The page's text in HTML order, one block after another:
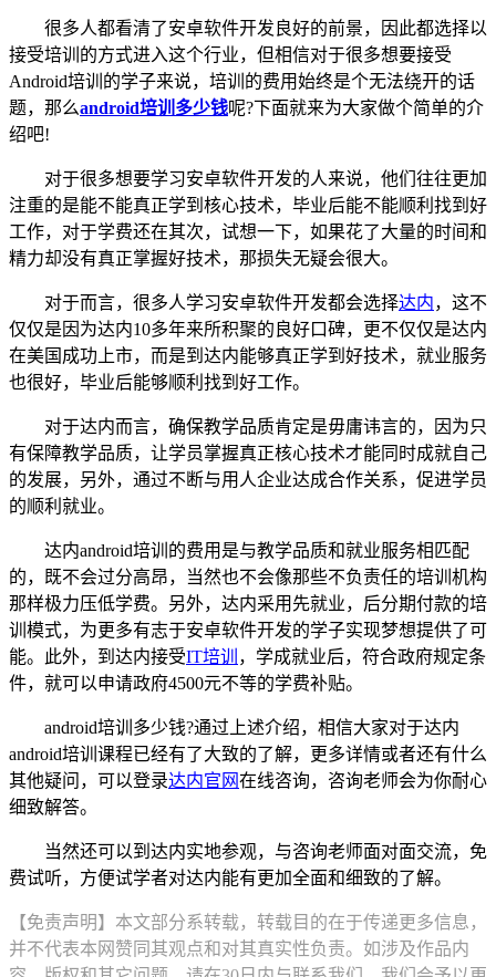
很多人都看清了安卓软件开发良好的前景，因此都选择以
接受培训的方式进入这个行业，但相信对于很多想要接受
Android培训的学子来说，培训的费用始终是个无法绕开的话
题，那么android培训多少钱呢?下面就来为大家做个简单的介
绍吧!
对于很多想要学习安卓软件开发的人来说，他们往往更加
注重的是能不能真正学到核心技术，毕业后能不能顺利找到好
工作，对于学费还在其次，试想一下，如果花了大量的时间和
精力却没有真正掌握好技术，那损失无疑会很大。
对于而言，很多人学习安卓软件开发都会选择达内，这不
仅仅是因为达内10多年来所积聚的良好口碑，更不仅仅是达内
在美国成功上市，而是到达内能够真正学到好技术，就业服务
也很好，毕业后能够顺利找到好工作。
对于达内而言，确保教学品质肯定是毋庸讳言的，因为只
有保障教学品质，让学员掌握真正核心技术才能同时成就自己
的发展，另外，通过不断与用人企业达成合作关系，促进学员
的顺利就业。
达内android培训的费用是与教学品质和就业服务相匹配
的，既不会过分高昂，当然也不会像那些不负责任的培训机构
那样极力压低学费。另外，达内采用先就业，后分期付款的培
训模式，为更多有志于安卓软件开发的学子实现梦想提供了可
能。此外，到达内接受IT培训 ，学成就业后，符合政府规定条
件，就可以申请政府4500元不等的学费补贴。
android培训多少钱?通过上述介绍，相信大家对于达内
android培训课程已经有了大致的了解，更多详情或者还有什么
其他疑问，可以登录达内官网在线咨询，咨询老师会为你耐心
细致解答。
当然还可以到达内实地参观，与咨询老师面对面交流，免
费试听，方便试学者对达内能有更加全面和细致的了解。
【免责声明】本文部分系转载，转载目的在于传递更多信息，
并不代表本网赞同其观点和对其真实性负责。如涉及作品内